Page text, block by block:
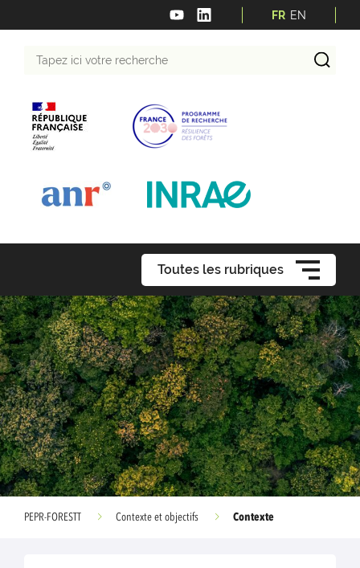
FR EN
recherche
Toutes les rubriques
PEPR-FORESTT Contexte et objectifs Contexte